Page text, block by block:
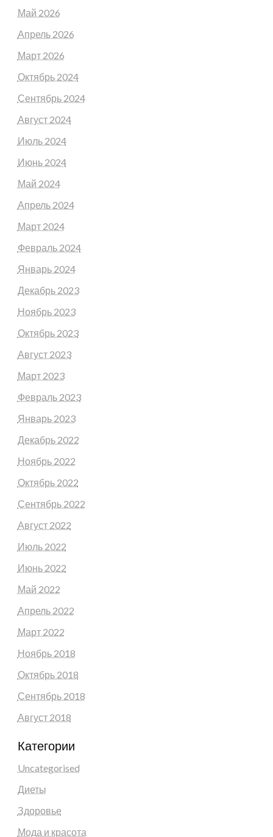
Май 2026
Апрель 2026
Март 2026
Октябрь 2024
Сентябрь 2024
Август 2024
Июль 2024
Июнь 2024
Май 2024
Апрель 2024
Март 2024
Февраль 2024
Январь 2024
Декабрь 2023
Ноябрь 2023
Октябрь 2023
Август 2023
Март 2023
Февраль 2023
Январь 2023
Декабрь 2022
Ноябрь 2022
Октябрь 2022
Сентябрь 2022
Август 2022
Июль 2022
Июнь 2022
Май 2022
Апрель 2022
Март 2022
Ноябрь 2018
Октябрь 2018
Сентябрь 2018
Август 2018
Категории
Uncategorised
Диеты
Здоровье
Мода и красота